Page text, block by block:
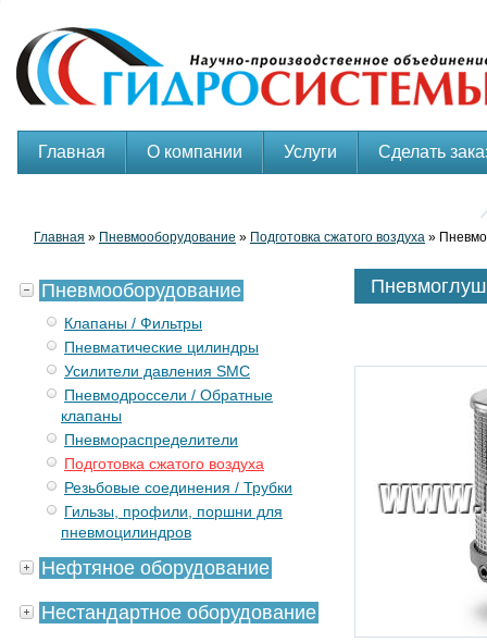
Главная О компании Услуги Сделать
Главная » Пневмооборудование » Подготовка сжатого воздуха »
Пневмооборудование
Клапаны / Фильтры
Пневматические цилиндры
Усилители давления SMC
Пневмодроссели / Обратные
клапаны
Пневмораспределители
Подготовка сжатого воздуха
Резьбовые соединения / Трубки
Гильзы, профили, поршни для
пневмоцилиндров
Нефтяное оборудование
Нестандартное оборудование